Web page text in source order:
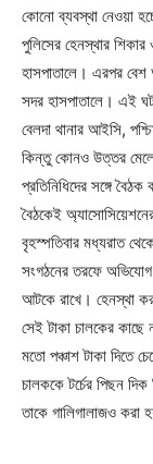
কোনো ব্যবস্থা নেওয়া
পুলিসের হেনস্থার
হাসপাতালে। এরপর
সদর হাসপাতালে। এই
বেলদা থানার আইসি,
কিন্তু কোনও উত্তর
প্রতিনিধিদের সঙ্গে
বৈঠকেই
বৃহস্পতিবার মধ্যরাত
সংগঠনের তরফে অভিযোগ
আটকে রাখে। হেনস্থা
সেই টাকা চালকের
মতো পঞ্চাশ টাকা দিতে
চালককে টর্চের পিছন
তাকে গালিগালাজও করা